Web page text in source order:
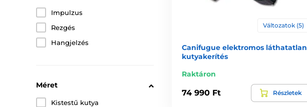
Impulzus
Rezgés
Hangjelzés
Méret
Kistestű kutya
Változatok (5)
Canifugue elektromos láthatatlan
kutyakerítés
Raktáron
74 990 Ft Részletek